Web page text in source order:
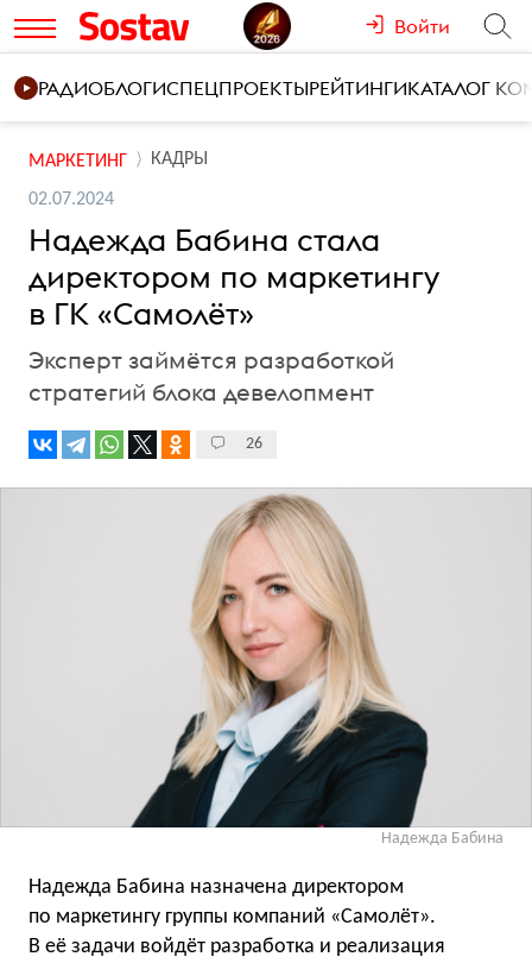
Войти
РАДИОБЛОГИСПЕЦПРОЕКТЫРЕЙТИНГИКАТАЛОГ
МАРКЕТИНГ КАДРЫ
02.07.2024
Надежда Бабина стала
директором по маркетингу
в ГК «Самолёт»
Эксперт займётся разработкой
стратегий блока девелопмент
26
Надежда Бабина
Надежда Бабина назначена директором
по маркетингу группы компаний «Самолёт».
В её задачи войдёт разработка и реализация